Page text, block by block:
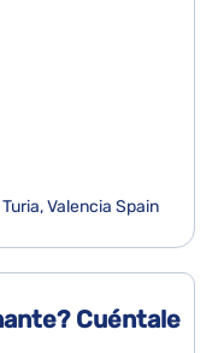
Cuéntale
Valencia Spain